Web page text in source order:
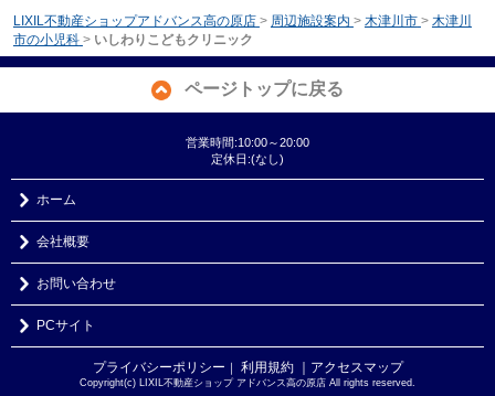
LIXIL不動産ショップアドバンス高の原店 > 周辺施設案内 > 木津川市 > 木津川
市の小児科 > いしわりこどもクリニック
ページトップに戻る
営業時間:10:00～20:00
定休日:(なし)
ホーム
会社概要
お問い合わせ
PCサイト
プライバシーポリシー ｜ 利用規約 ｜アクセスマップ
Copyright(c) LIXIL不動産ショップ アドバンス高の原店 All rights reserved.